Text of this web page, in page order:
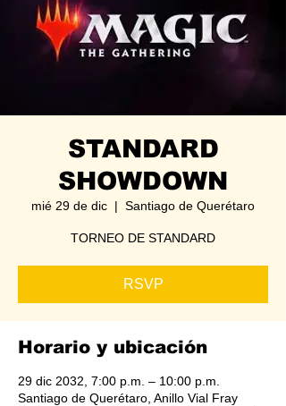
STANDARD
SHOWDOWN
mié 29 de dic
  |
Santiago de Querétaro
TORNEO DE STANDARD
RSVP
Horario y ubicación
29 dic 2032, 7:00 p.m. – 10:00 p.m.
Santiago de Querétaro, Anillo Vial Fray